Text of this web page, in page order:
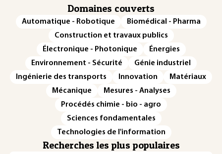
Domaines couverts
Automatique - Robotique
Biomédical - Pharma
Construction et travaux publics
Électronique - Photonique
Énergies
Environnement - Sécurité
Génie industriel
Ingénierie des transports
Innovation
Matériaux
Mécanique
Mesures - Analyses
Procédés chimie - bio - agro
Sciences fondamentales
Technologies de l'information
Recherches les plus populaires